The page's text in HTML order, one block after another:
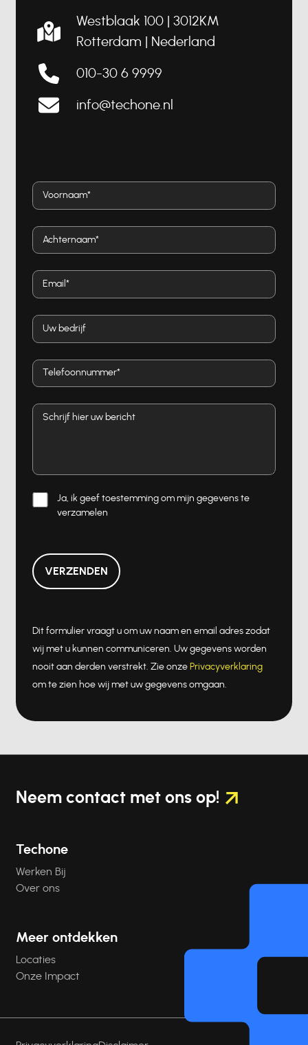
Westblaak 100 | 3012KM
Rotterdam | Nederland
010-30 6 9999
info@techone.nl
Ja, ik geef toestemming om mijn gegevens te
verzamelen
VERZENDEN
Dit formulier vraagt u om uw naam en email adres zodat
wij met u kunnen communiceren. Uw gegevens worden
nooit aan derden verstrekt. Zie onze Privacyverklaring
om te zien hoe wij met uw gegevens omgaan.
Neem contact met ons op!
Techone
Werken Bij
Over ons
Meer ontdekken
Locaties
Onze Impact